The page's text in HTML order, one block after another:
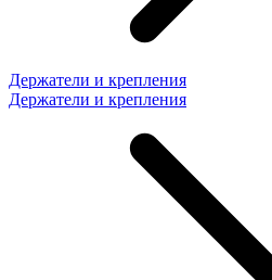
Держатели и крепления
Держатели и крепления